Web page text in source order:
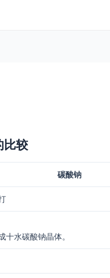
比较
碳酸钠
十水碳酸钠晶体。